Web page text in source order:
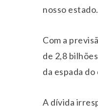
nosso estado.
Com a
de 2,8
da espada
A dívida